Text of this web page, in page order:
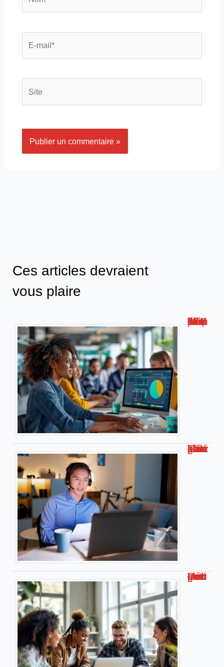
Ces articles devraient
vous plaire
Métis AFPA : la plateforme de formation numérique innovante !
Travailler chez soi pour kiabi : le guide complet !
Découvrez malgrim com : Votre guide complet